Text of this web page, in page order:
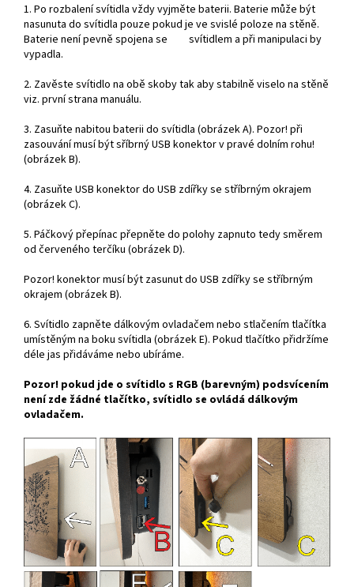
1. Po rozbalení svítidla vždy vyjměte baterii. Baterie může být
nasunuta do svítidla pouze pokud je ve svislé poloze na stěně.
Baterie není pevně spojena se svítidlem a při manipulaci by
vypadla.
2. Zavěste svítidlo na obě skoby tak aby stabilně viselo na stěně
viz. první strana manuálu.
3. Zasuňte nabitou baterii do svítidla (obrázek A). Pozor! při
zasouvání musí být sříbrný USB konektor v pravé dolním rohu!
(obrázek B).
4. Zasuňte USB konektor do USB zdířky se stříbrným okrajem
(obrázek C).
5. Páčkový přepínac přepněte do polohy zapnuto tedy směrem
od červeného terčíku (obrázek D).
Pozor! konektor musí být zasunut do USB zdířky se stříbrným
okrajem (obrázek B).
6. Svítidlo zapněte dálkovým ovladačem nebo stlačením tlačítka
umístěným na boku svítidla (obrázek E). Pokud tlačítko přidržíme
déle jas přidáváme nebo ubíráme.
Pozor! pokud jde o svítidlo s RGB (barevným) podsvícením
není zde žádné tlačítko, svítidlo se ovládá dálkovým
ovladačem.